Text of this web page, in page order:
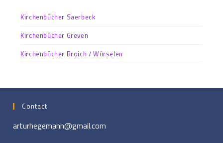
Kirchenbücher Saerbeck
Kirchenbücher Greven
Kirchenbücher Broich / Würselen
Contact
arturhegemann@gmail.com